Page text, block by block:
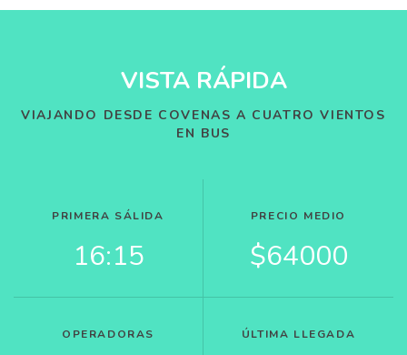
VISTA RÁPIDA
VIAJANDO DESDE COVENAS A CUATRO VIENTOS
EN BUS
PRIMERA SÁLIDA
16:15
PRECIO MEDIO
$64000
OPERADORAS ÚLTIMA LLEGADA